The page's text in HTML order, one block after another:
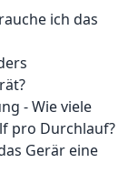
ich das
- Wie viele
pro Durchlauf?
Gerär eine